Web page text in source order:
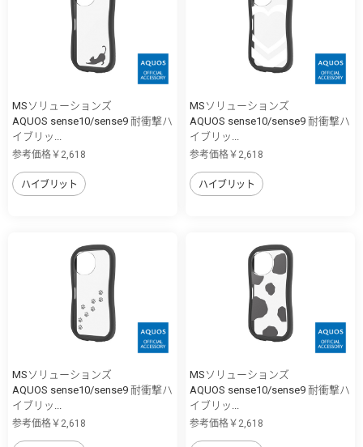
MSソリューションズ
AQUOS sense10/sense9 耐衝撃ハ
イブリッ...
参考価格￥2,618
ハイブリット
MSソリューションズ
AQUOS sense10/sense9 耐衝撃ハ
イブリッ...
参考価格￥2,618
ハイブリット
MSソリューションズ
AQUOS sense10/sense9 耐衝撃ハ
イブリッ...
参考価格￥2,618
MSソリューションズ
AQUOS sense10/sense9 耐衝撃ハ
イブリッ...
参考価格￥2,618